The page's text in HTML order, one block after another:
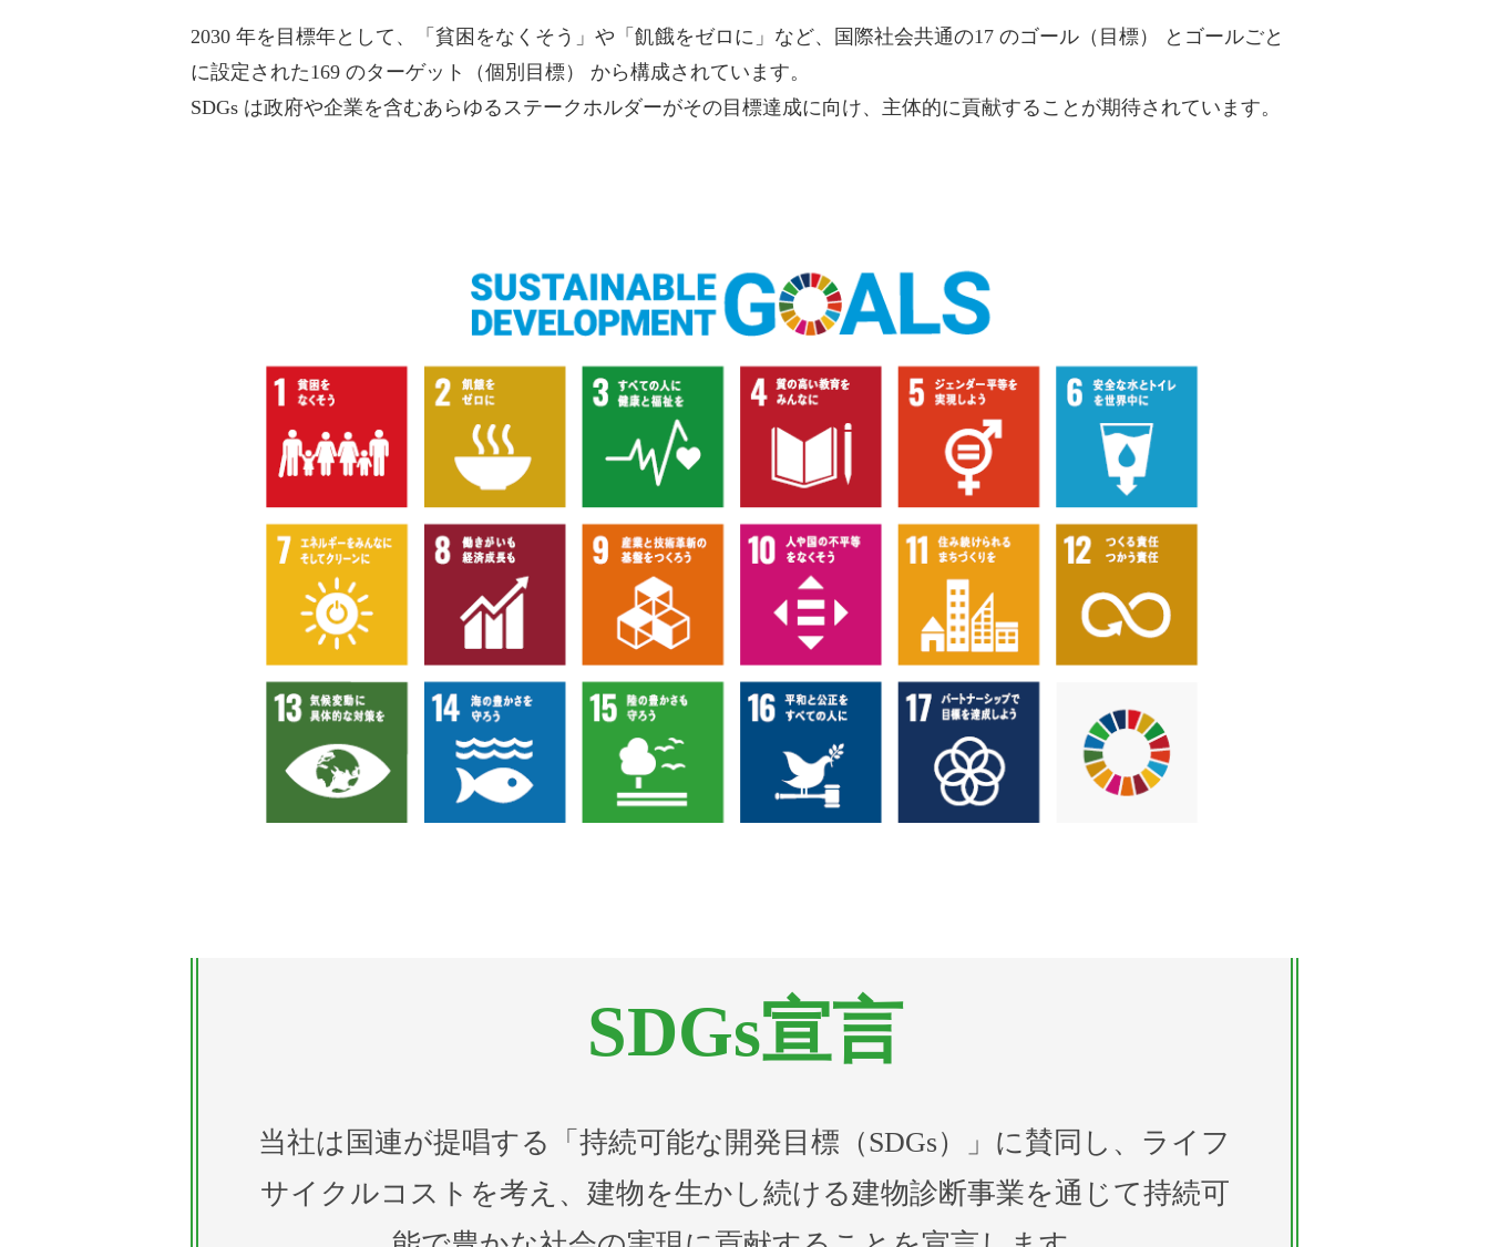
2030 年を目標年として、「貧困をなくそう」や「飢餓をゼロに」など、国際社会共通の17 のゴール（目標） とゴールごと
に設定された169 のターゲット（個別目標） から構成されています。
SDGs は政府や企業を含むあらゆるステークホルダーがその目標達成に向け、主体的に貢献することが期待されています。
SDGs宣言
当社は国連が提唱する「持続可能な開発目標（SDGs）」に賛同し、ライフ
サイクルコストを考え、建物を生かし続ける建物診断事業を通じて持続可